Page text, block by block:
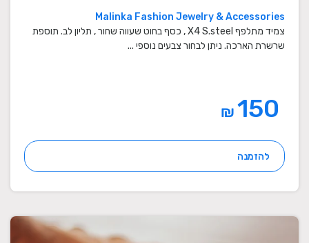
Malinka Fashion Jewelry & Accessories
צמיד מתלפף X4 S.steel , כסף בחוט שעווה שחור , תליון לב. תוספת
שרשרת הארכה. ניתן לבחור צבעים נוספי ...
₪
להזמנה